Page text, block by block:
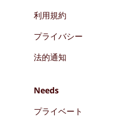
利用規約
プライバシー
法的通知
Needs
プライベート